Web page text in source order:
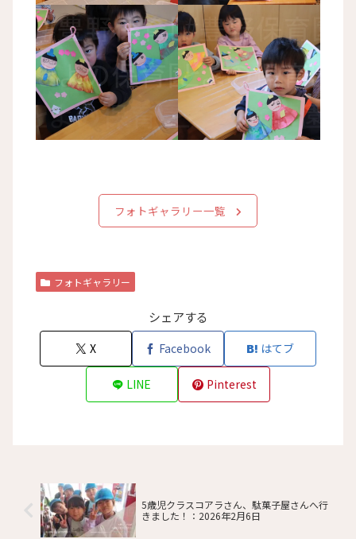
フォトギャラリー一覧
フォトギャラリー
シェアする
X Facebook はてブ
LINE Pinterest
5歳児クラスコアラさん、駄菓子屋さんへ行
きました！：2026年2月6日